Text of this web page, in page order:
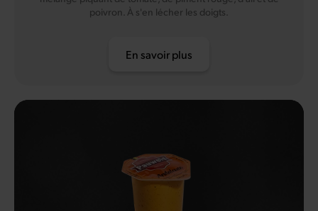
poivron. À s'en lécher les doigts.
En savoir plus